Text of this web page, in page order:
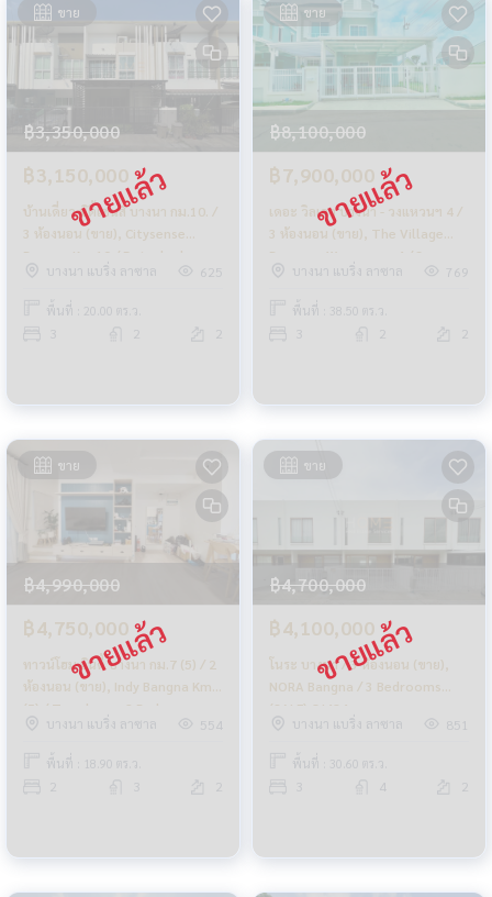
ขาย
฿3,350,000
฿3,150,000
บ้านเดี่ยว ซิตี้เซนส์ บางนา กม.10. /
3 ห้องนอน (ขาย), Citysense
Bangna Km.10 / Detached
House 3 Bedrooms (FOR SALE)
บางนา แบริ่ง ลาซาล 625
พื้นที่ : 20.00 ตร.ว.
ขาย
฿8,100,000
฿7,900,000
เดอะ วิลเลจ บางนา - วงแหวนฯ 4 /
3 ห้องนอน (ขาย), The Village
Bangna - Wongwaen 4 / 3
Bedrooms (SLAE) CJ190
บางนา แบริ่ง ลาซาล 769
พื้นที่ : 38.50 ตร.ว.
ขาย
฿4,990,000
฿4,750,000
ทาวน์โฮม อินดี้ บางนา กม.7 (5) / 2
ห้องนอน (ขาย), Indy Bangna Km.7
(5) / Townhome 2 Bedrooms
(FOR SALE) CJ377
บางนา แบริ่ง ลาซาล 554
พื้นที่ : 18.90 ตร.ว.
ขาย
฿4,700,000
฿4,100,000
โนระ บางนา / 3 ห้องนอน (ขาย),
NORA Bangna / 3 Bedrooms
(SALE) CJ484
บางนา แบริ่ง ลาซาล
851
พื้นที่ : 30.60 ตร.ว.
4